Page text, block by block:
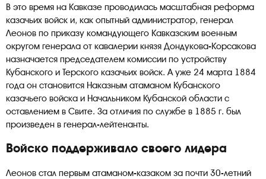
В это время на Кавказе проводилась масштабная реформа
казачьих войск и, как опытный администратор, генерал
Леонов по приказу командующего Кавказским военным
округом генерала от кавалерии князя Дондукова-Корсакова
назначается председателем комиссии по устройству
Кубанского и Терского казачьих войск. А уже 24 марта 1884
года он становится Наказным атаманом Кубанского
казачьего войска и Начальником Кубанской области с
оставлением в Свите. За отличия по службе в 1885 г. был
произведен в генерал-лейтенанты.
Войско поддерживало своего лидера
Леонов стал первым атаманом-казаком за почти 30-летний